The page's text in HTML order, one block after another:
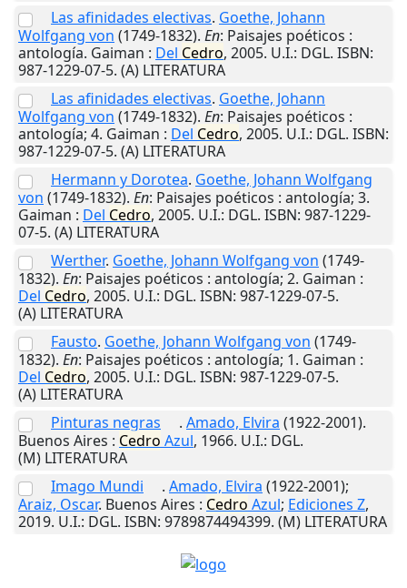
Las afinidades electivas. Goethe, Johann
Wolfgang von (1749-1832). En: Paisajes poéticos :
antología. Gaiman : Del Cedro, 2005. U.I.: DGL. ISBN:
987-1229-07-5. (A) LITERATURA
Las afinidades electivas. Goethe, Johann
Wolfgang von (1749-1832). En: Paisajes poéticos :
antología; 4. Gaiman : Del Cedro, 2005. U.I.: DGL. ISBN:
987-1229-07-5. (A) LITERATURA
Hermann y Dorotea. Goethe, Johann Wolfgang
von (1749-1832). En: Paisajes poéticos : antología; 3.
Gaiman : Del Cedro, 2005. U.I.: DGL. ISBN: 987-1229-
07-5. (A) LITERATURA
Werther. Goethe, Johann Wolfgang von (1749-
1832). En: Paisajes poéticos : antología; 2. Gaiman :
Del Cedro, 2005. U.I.: DGL. ISBN: 987-1229-07-5.
(A) LITERATURA
Fausto. Goethe, Johann Wolfgang von (1749-
1832). En: Paisajes poéticos : antología; 1. Gaiman :
Del Cedro, 2005. U.I.: DGL. ISBN: 987-1229-07-5.
(A) LITERATURA
Pinturas negras
. Amado, Elvira (1922-2001).
Buenos Aires : Cedro Azul, 1966. U.I.: DGL.
(M) LITERATURA
Imago Mundi
. Amado, Elvira (1922-2001);
Araiz, Oscar. Buenos Aires : Cedro Azul; Ediciones Z,
2019. U.I.: DGL. ISBN: 9789874494399. (M) LITERATURA